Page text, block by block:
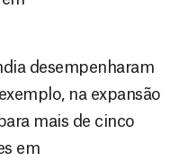
desempenharam
na expansão
mais de cinco
em